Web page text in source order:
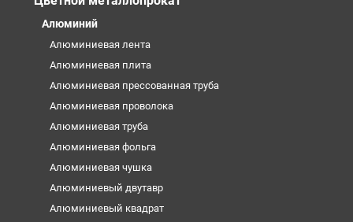
Алюминий
Алюминиевая лента
Алюминиевая плита
Алюминиевая прессованная труба
Алюминиевая проволока
Алюминиевая труба
Алюминиевая фольга
Алюминиевая чушка
Алюминиевый двутавр
Алюминиевый квадрат